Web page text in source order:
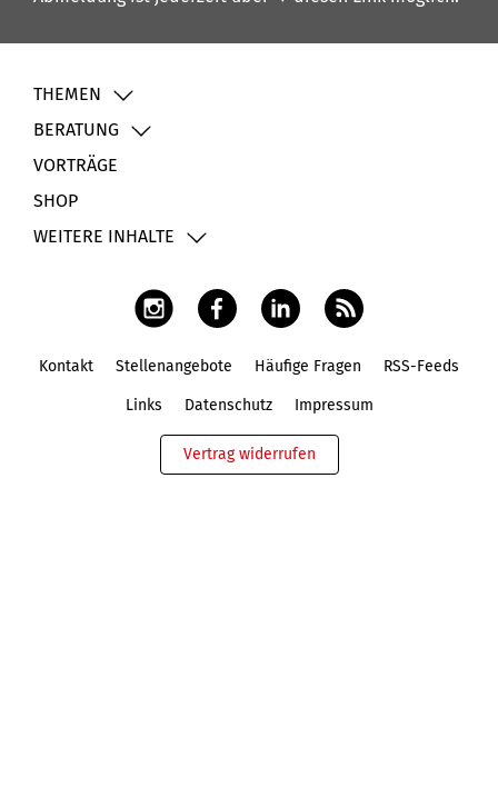
THEMEN
BERATUNG
VORTRÄGE
SHOP
WEITERE INHALTE
Kontakt Stellenangebote Häufige Fragen RSS-Feeds
Links Datenschutz Impressum
Vertrag widerrufen